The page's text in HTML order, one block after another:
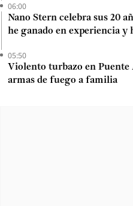
06:00
Nano Stern celebra sus 20
he ganado en experiencia y
05:50
Violento turbazo en Puente
armas de fuego a familia